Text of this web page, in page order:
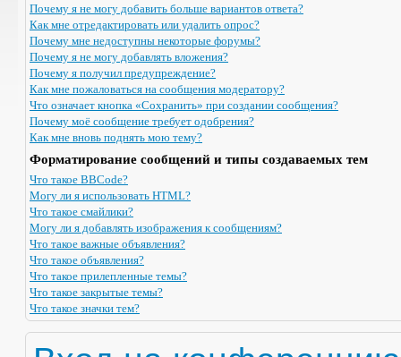
Почему я не могу добавить больше вариантов ответа?
Как мне отредактировать или удалить опрос?
Почему мне недоступны некоторые форумы?
Почему я не могу добавлять вложения?
Почему я получил предупреждение?
Как мне пожаловаться на сообщения модератору?
Что означает кнопка «Сохранить» при создании сообщения?
Почему моё сообщение требует одобрения?
Как мне вновь поднять мою тему?
Форматирование сообщений и типы создаваемых тем
Что такое BBCode?
Могу ли я использовать HTML?
Что такое смайлики?
Могу ли я добавлять изображения к сообщениям?
Что такое важные объявления?
Что такое объявления?
Что такое прилепленные темы?
Что такое закрытые темы?
Что такое значки тем?